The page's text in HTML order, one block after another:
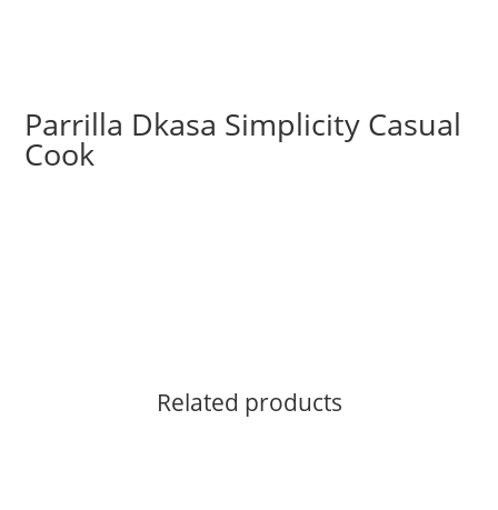
Parrilla Dkasa Simplicity Casual
Cook
Related products